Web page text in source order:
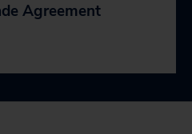
Agreement